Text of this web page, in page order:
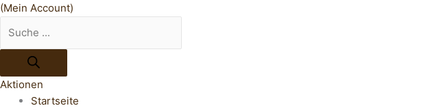
(Mein Account)
Aktionen
Startseite